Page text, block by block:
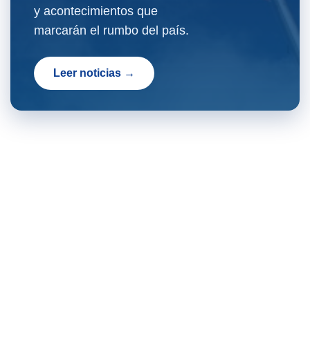
y acontecimientos que
marcarán el rumbo del país.
Leer noticias →